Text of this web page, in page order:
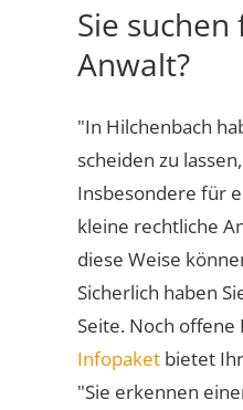
Sie
Anwalt?
"In Hilchenbach
scheiden zu
Insbesondere für
kleine rechtliche
diese Weise
Sicherlich haben
Seite. Noch
Infopaket bietet
"Sie erkennen